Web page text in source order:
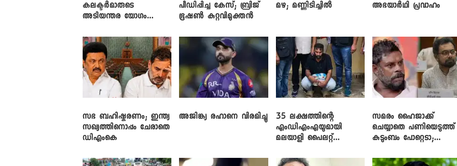
കലക്ടർമാരുടെ
അടിയന്തര യോഗം
പീഡിപ്പിച്ച കേസ്; ബ്രിജ്
ഭൂഷൺ കുറ്റവിമുക്തൻ
മഴ; മണ്ണിടിച്ചിൽ
അഭയാർഥി പ്രവാഹം
സഭ ബഹിഷ്കരണം; ഇന്ത്യ
സഖ്യത്തിനൊപ്പം ചേരാതെ
ഡിഎംകെ
അജിങ്ക്യ രഹാനെ വിരമിച്ചു
35 ലക്ഷത്തിന്റെ
എംഡിഎംഎയുമായി
മലയാളി പൈലറ്റ്
സമരം ഹൈജാക്ക്
ചെയ്യാതെ പണിയെടുത്ത്
കുടുംബം പോറ്റെടാ;
വിനായകൻ